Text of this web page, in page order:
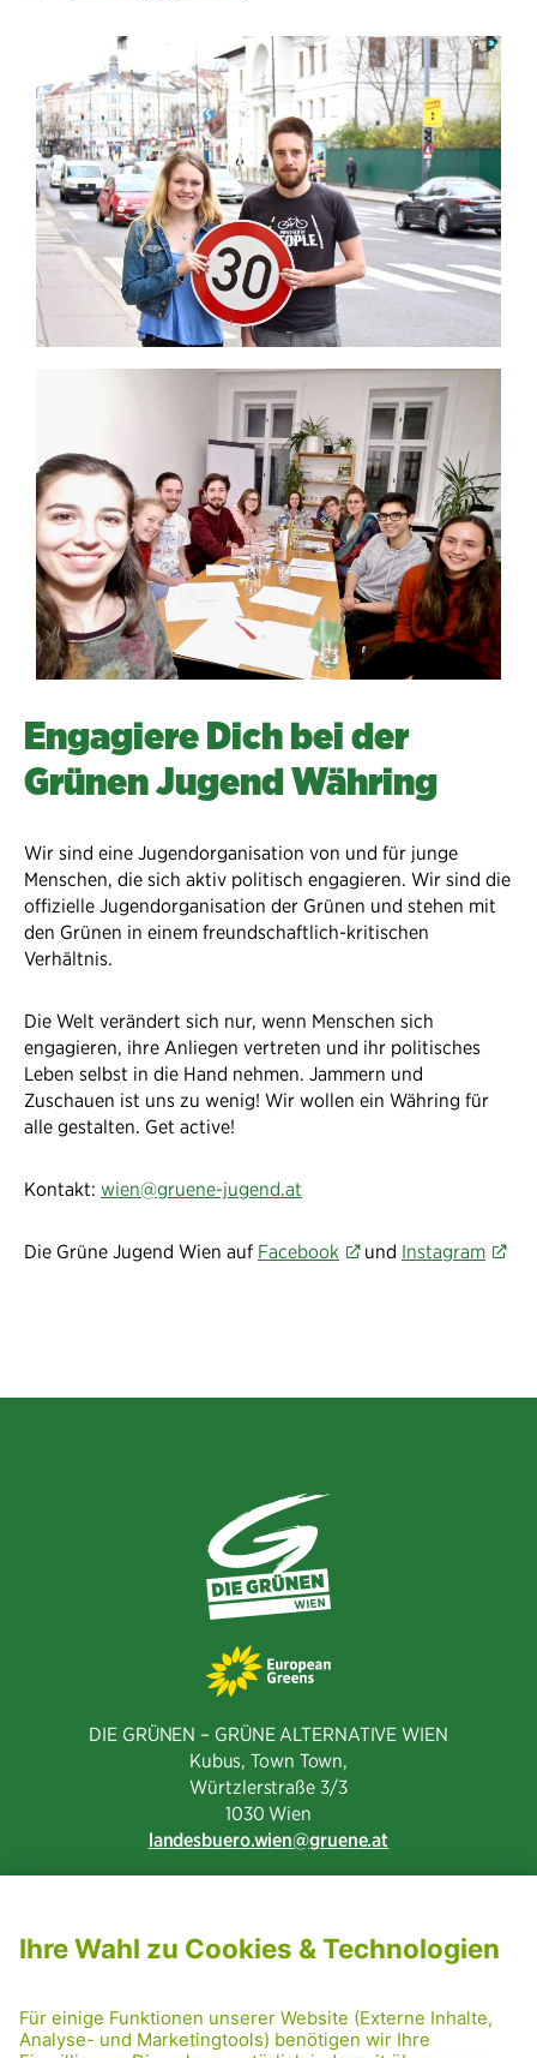
Engagiere Dich bei der
Grünen Jugend Währing
Wir sind eine Jugendorganisation von und für junge
Menschen, die sich aktiv politisch engagieren. Wir sind die
offizielle Jugendorganisation der Grünen und stehen mit
den Grünen in einem freundschaftlich-kritischen
Verhältnis.
Die Welt verändert sich nur, wenn Menschen sich
engagieren, ihre Anliegen vertreten und ihr politisches
Leben selbst in die Hand nehmen. Jammern und
Zuschauen ist uns zu wenig! Wir wollen ein Währing für
alle gestalten. Get active!
Kontakt: wien@gruene-jugend.at
Die Grüne Jugend Wien auf Facebook​ ​ und Instagram​ ​
DIE GRÜNEN – GRÜNE ALTERNATIVE WIEN
Kubus, Town Town,
Würtzlerstraße 3/3​
1030 Wien
landesbuero.wien
gruene.at
PRESSE
GRÜNE RADRETTUNG